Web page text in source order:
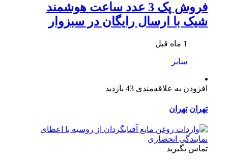
فروش پک 3 عدد ساعت هوشمند
شیک با ارسال رایگان در سبزوار
1 ماه قبل
سایر
افزودن به علاقه‌مندی 43 بازدید
تهران تهران
تماس بگیرید